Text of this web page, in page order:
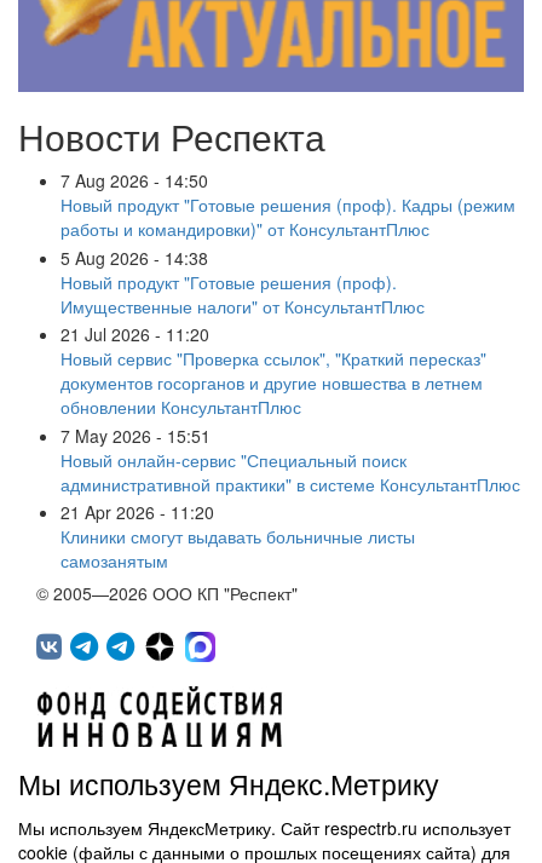
Новости Респекта
7 Aug 2026 - 14:50
Новый продукт "Готовые решения (проф). Кадры (режим
работы и командировки)" от КонсультантПлюс
5 Aug 2026 - 14:38
Новый продукт "Готовые решения (проф).
Имущественные налоги" от КонсультантПлюс
21 Jul 2026 - 11:20
Новый сервис "Проверка ссылок", "Краткий пересказ"
документов госорганов и другие новшества в летнем
обновлении КонсультантПлюс
7 May 2026 - 15:51
Новый онлайн-сервис "Специальный поиск
административной практики" в системе КонсультантПлюс
21 Apr 2026 - 11:20
Клиники смогут выдавать больничные листы
самозанятым
© 2005—2026 ООО КП "Респект"
450071, г.Уфа, ул. 50 лет СССР, д.48 корп.1, офис 307
(347) 291 20 70
Мы используем Яндекс.Метрику
Мы используем ЯндексМетрику. Сайт respectrb.ru использует
cookie (файлы с данными о прошлых посещениях сайта) для